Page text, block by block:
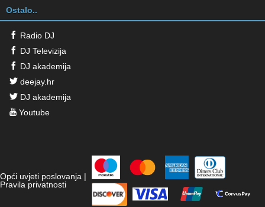
Ostalo..
Radio DJ
DJ Televizija
DJ akademija
deejay.hr
DJ akademija
Youtube
Opći uvjeti poslovanja |
Pravila privatnosti